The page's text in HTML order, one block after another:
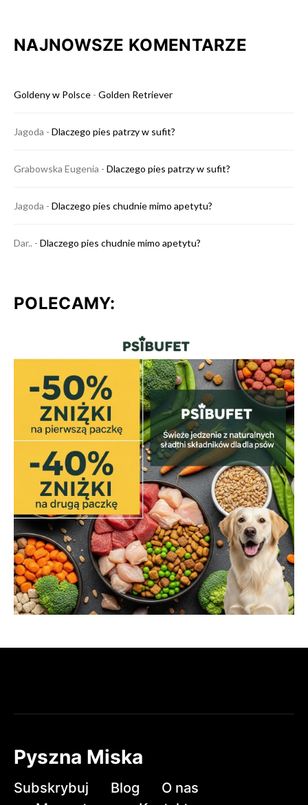
NAJNOWSZE KOMENTARZE
Goldeny w Polsce - Golden Retriever
Jagoda - Dlaczego pies patrzy w sufit?
Grabowska Eugenia - Dlaczego pies patrzy w sufit?
Jagoda - Dlaczego pies chudnie mimo apetytu?
Dar.. - Dlaczego pies chudnie mimo apetytu?
POLECAMY:
Pyszna Miska
Subskrybuj Blog
O nas